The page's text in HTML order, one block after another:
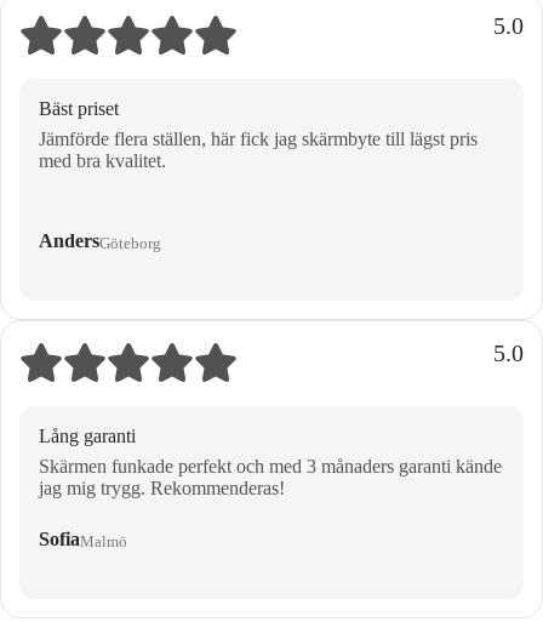
5.0
Bäst priset
Jämförde flera ställen, här fick jag skärmbyte till lägst pris
med bra kvalitet.
AndersGöteborg
5.0
Lång garanti
Skärmen funkade perfekt och med 3 månaders garanti kände
jag mig trygg. Rekommenderas!
SofiaMalmö